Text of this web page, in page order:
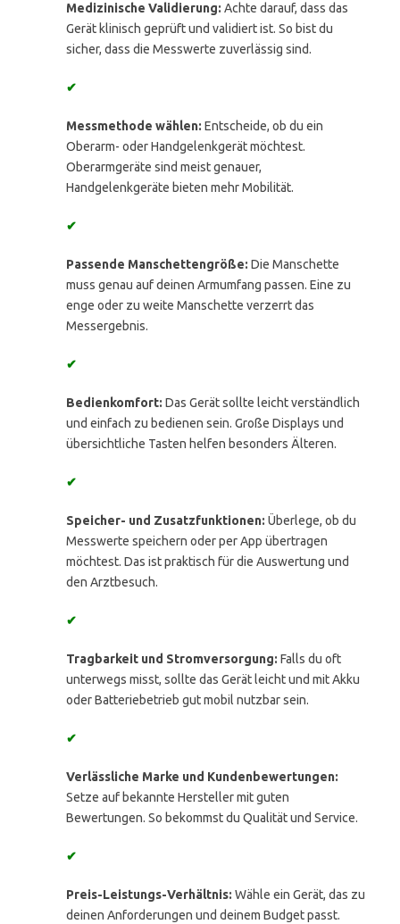
Medizinische Validierung: Achte darauf, dass das
Gerät klinisch geprüft und validiert ist. So bist du
sicher, dass die Messwerte zuverlässig sind.
✔
Messmethode wählen: Entscheide, ob du ein
Oberarm- oder Handgelenkgerät möchtest.
Oberarmgeräte sind meist genauer,
Handgelenkgeräte bieten mehr Mobilität.
✔
Passende Manschettengröße: Die Manschette
muss genau auf deinen Armumfang passen. Eine zu
enge oder zu weite Manschette verzerrt das
Messergebnis.
✔
Bedienkomfort: Das Gerät sollte leicht verständlich
und einfach zu bedienen sein. Große Displays und
übersichtliche Tasten helfen besonders Älteren.
✔
Speicher- und Zusatzfunktionen: Überlege, ob du
Messwerte speichern oder per App übertragen
möchtest. Das ist praktisch für die Auswertung und
den Arztbesuch.
✔
Tragbarkeit und Stromversorgung: Falls du oft
unterwegs misst, sollte das Gerät leicht und mit Akku
oder Batteriebetrieb gut mobil nutzbar sein.
✔
Verlässliche Marke und Kundenbewertungen:
Setze auf bekannte Hersteller mit guten
Bewertungen. So bekommst du Qualität und Service.
✔
Preis-Leistungs-Verhältnis: Wähle ein Gerät, das zu
deinen Anforderungen und deinem Budget passt.